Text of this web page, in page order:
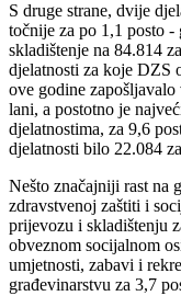
S druge strane, dvije
točnije za po 1,1 posto
skladištenje na 84.814
djelatnosti za koje DZS
ove godine zapošljavalo
lani, a postotno je
djelatnostima, za 9,6
djelatnosti bilo 22.084
Nešto značajniji rast na
zdravstvenoj zaštiti i
prijevozu i skladištenju
obveznom socijalnom
umjetnosti, zabavi i
građevinarstvu za 3,7